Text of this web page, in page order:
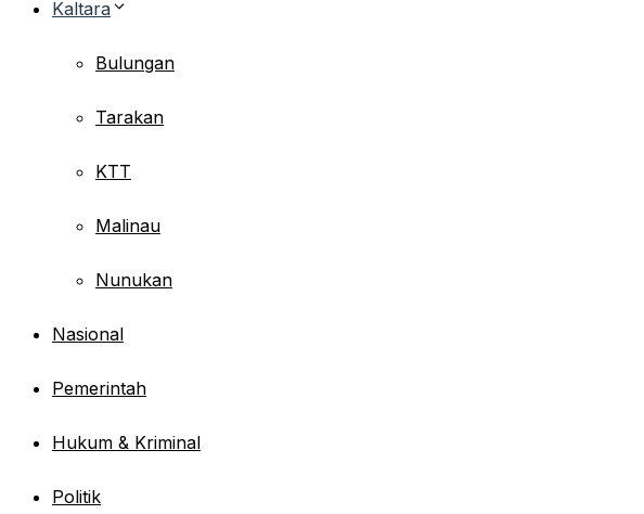
Kaltara
Bulungan
Tarakan
KTT
Malinau
Nunukan
Nasional
Pemerintah
Hukum & Kriminal
Politik